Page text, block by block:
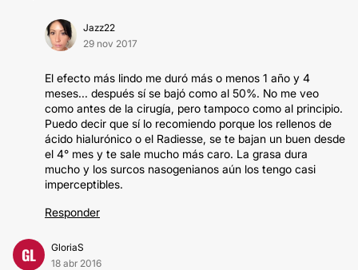
Jazz22
29 nov 2017
El efecto más lindo me duró más o menos 1 año y 4
meses... después sí se bajó como al 50%. No me veo
como antes de la cirugía, pero tampoco como al principio.
Puedo decir que sí lo recomiendo porque los rellenos de
ácido hialurónico o el Radiesse, se te bajan un buen desde
el 4° mes y te sale mucho más caro. La grasa dura
mucho y los surcos nasogenianos aún los tengo casi
imperceptibles.
Responder
GL
GloriaS
18 abr 2016